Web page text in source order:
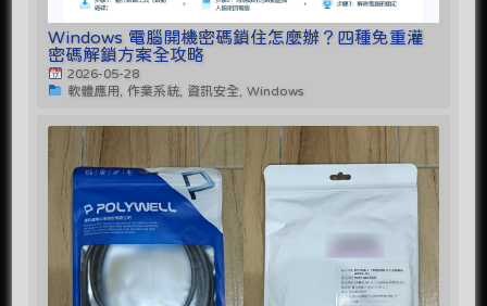
Windows 電腦開機密碼鎖住怎麼辦？四種免重灌
密碼解鎖方案全攻略
2026-05-28
軟體應用, 作業系統, 資訊安全, Windows